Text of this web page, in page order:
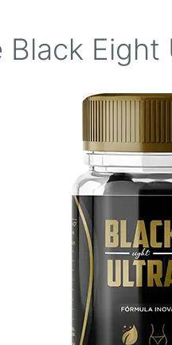
Black Eight